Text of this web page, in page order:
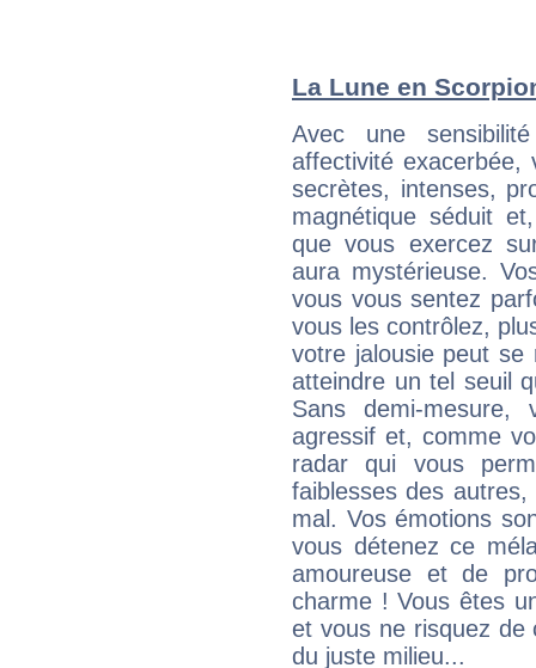
La Lune en
Avec une
affectivité exacerbée,
secrètes, intenses,
magnétique séduit
que vous exercez
aura mystérieuse.
vous vous sentez
vous les contrôlez,
votre jalousie peut se
atteindre un tel seuil
Sans demi-mesure,
agressif et, comme
radar qui vous
faiblesses des
mal. Vos émotions
vous détenez ce
amoureuse et de
charme ! Vous êtes
et vous ne risquez de
du juste milieu...